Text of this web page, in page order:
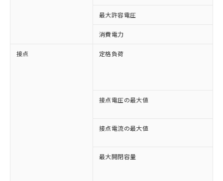
最大許容電圧
消費電力
接点 定格負荷
接点電圧の最大値
接点電流の最大値
最大開閉容量